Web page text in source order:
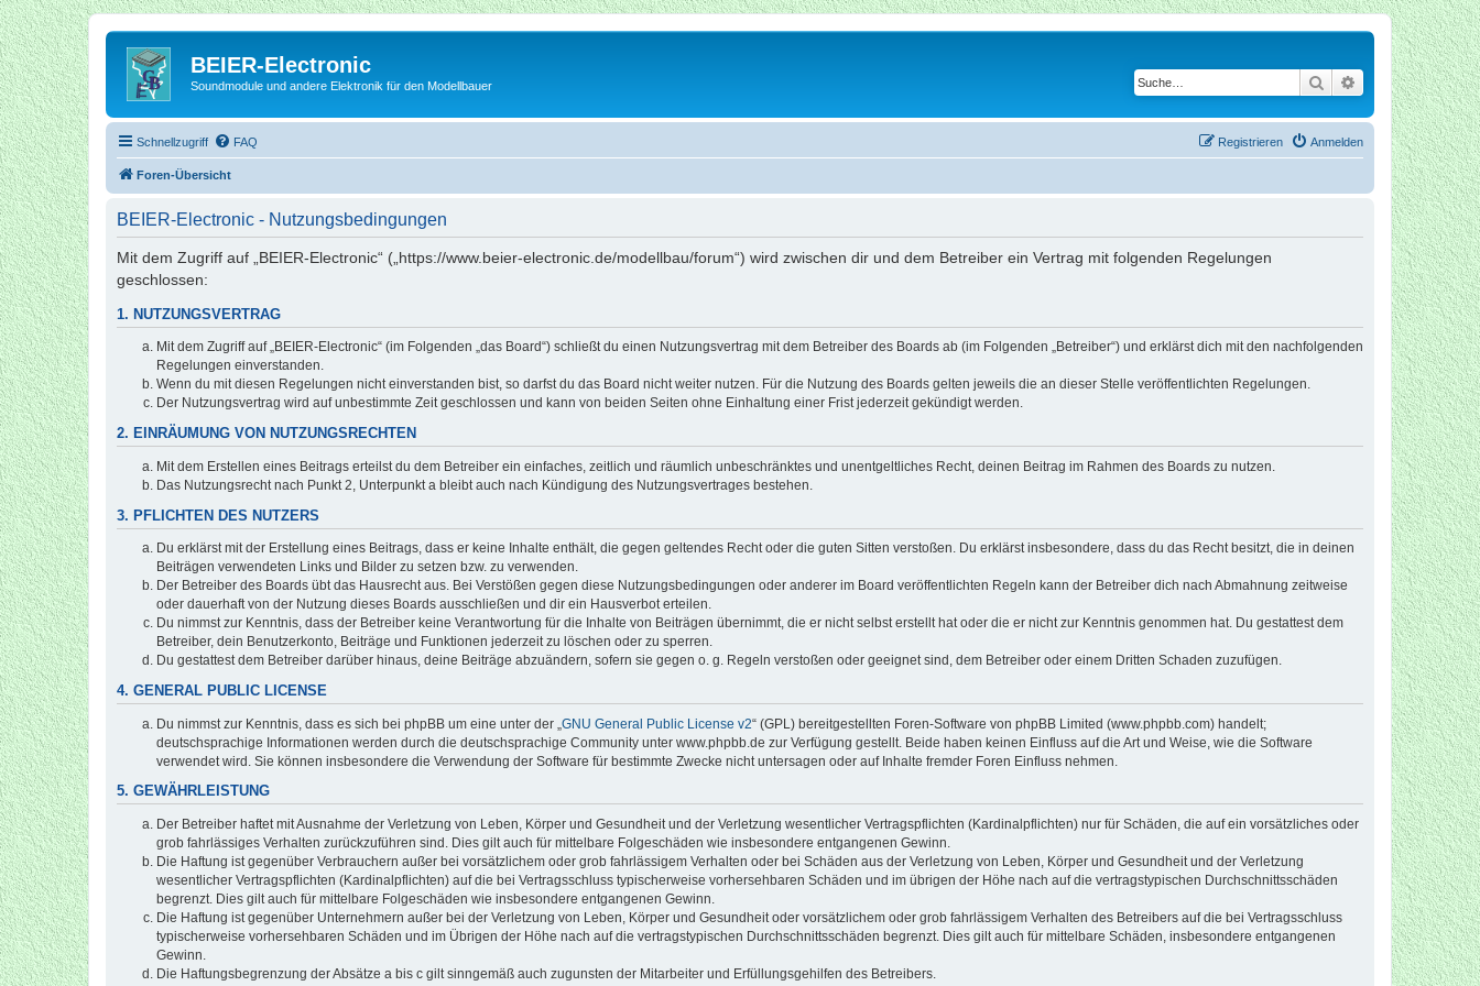
BEIER-Electronic
Soundmodule und andere Elektronik für den Modellbauer Suche Erweiterte Suche
Schnellzugriff FAQ Anmelden
Registrieren
Foren-Übersicht
BEIER-Electronic - Nutzungsbedingungen
Mit dem Zugriff auf „BEIER-Electronic“ („https://www.beier-electronic.de/modellbau/forum“) wird zwischen dir und dem Betreiber ein Vertrag mit folgenden Regelungen
geschlossen:
1. NUTZUNGSVERTRAG
Mit dem Zugriff auf „BEIER-Electronic“ (im Folgenden „das Board“) schließt du einen Nutzungsvertrag mit dem Betreiber des Boards ab (im Folgenden „Betreiber“) und erklärst dich mit den nachfolgenden
Regelungen einverstanden.
Wenn du mit diesen Regelungen nicht einverstanden bist, so darfst du das Board nicht weiter nutzen. Für die Nutzung des Boards gelten jeweils die an dieser Stelle veröffentlichten Regelungen.
Der Nutzungsvertrag wird auf unbestimmte Zeit geschlossen und kann von beiden Seiten ohne Einhaltung einer Frist jederzeit gekündigt werden.
2. EINRÄUMUNG VON NUTZUNGSRECHTEN
Mit dem Erstellen eines Beitrags erteilst du dem Betreiber ein einfaches, zeitlich und räumlich unbeschränktes und unentgeltliches Recht, deinen Beitrag im Rahmen des Boards zu nutzen.
Das Nutzungsrecht nach Punkt 2, Unterpunkt a bleibt auch nach Kündigung des Nutzungsvertrages bestehen.
3. PFLICHTEN DES NUTZERS
Du erklärst mit der Erstellung eines Beitrags, dass er keine Inhalte enthält, die gegen geltendes Recht oder die guten Sitten verstoßen. Du erklärst insbesondere, dass du das Recht besitzt, die in deinen
Beiträgen verwendeten Links und Bilder zu setzen bzw. zu verwenden.
Der Betreiber des Boards übt das Hausrecht aus. Bei Verstößen gegen diese Nutzungsbedingungen oder anderer im Board veröffentlichten Regeln kann der Betreiber dich nach Abmahnung zeitweise
oder dauerhaft von der Nutzung dieses Boards ausschließen und dir ein Hausverbot erteilen.
Du nimmst zur Kenntnis, dass der Betreiber keine Verantwortung für die Inhalte von Beiträgen übernimmt, die er nicht selbst erstellt hat oder die er nicht zur Kenntnis genommen hat. Du gestattest dem
Betreiber, dein Benutzerkonto, Beiträge und Funktionen jederzeit zu löschen oder zu sperren.
Du gestattest dem Betreiber darüber hinaus, deine Beiträge abzuändern, sofern sie gegen o. g. Regeln verstoßen oder geeignet sind, dem Betreiber oder einem Dritten Schaden zuzufügen.
4. GENERAL PUBLIC LICENSE
Du nimmst zur Kenntnis, dass es sich bei phpBB um eine unter der „ GNU General Public License v2“ (GPL) bereitgestellten Foren-Software von phpBB Limited (www.phpbb.com) handelt;
deutschsprachige Informationen werden durch die deutschsprachige Community unter www.phpbb.de zur Verfügung gestellt. Beide haben keinen Einfluss auf die Art und Weise, wie die Software
verwendet wird. Sie können insbesondere die Verwendung der Software für bestimmte Zwecke nicht untersagen oder auf Inhalte fremder Foren Einfluss nehmen.
5. GEWÄHRLEISTUNG
Der Betreiber haftet mit Ausnahme der Verletzung von Leben, Körper und Gesundheit und der Verletzung wesentlicher Vertragspflichten (Kardinalpflichten) nur für Schäden, die auf ein vorsätzliches oder
grob fahrlässiges Verhalten zurückzuführen sind. Dies gilt auch für mittelbare Folgeschäden wie insbesondere entgangenen Gewinn.
Die Haftung ist gegenüber Verbrauchern außer bei vorsätzlichem oder grob fahrlässigem Verhalten oder bei Schäden aus der Verletzung von Leben, Körper und Gesundheit und der Verletzung
wesentlicher Vertragspflichten (Kardinalpflichten) auf die bei Vertragsschluss typischerweise vorhersehbaren Schäden und im übrigen der Höhe nach auf die vertragstypischen Durchschnittsschäden
begrenzt. Dies gilt auch für mittelbare Folgeschäden wie insbesondere entgangenen Gewinn.
Die Haftung ist gegenüber Unternehmern außer bei der Verletzung von Leben, Körper und Gesundheit oder vorsätzlichem oder grob fahrlässigem Verhalten des Betreibers auf die bei Vertragsschluss
typischerweise vorhersehbaren Schäden und im Übrigen der Höhe nach auf die vertragstypischen Durchschnittsschäden begrenzt. Dies gilt auch für mittelbare Schäden, insbesondere entgangenen
Gewinn.
Die Haftungsbegrenzung der Absätze a bis c gilt sinngemäß auch zugunsten der Mitarbeiter und Erfüllungsgehilfen des Betreibers.